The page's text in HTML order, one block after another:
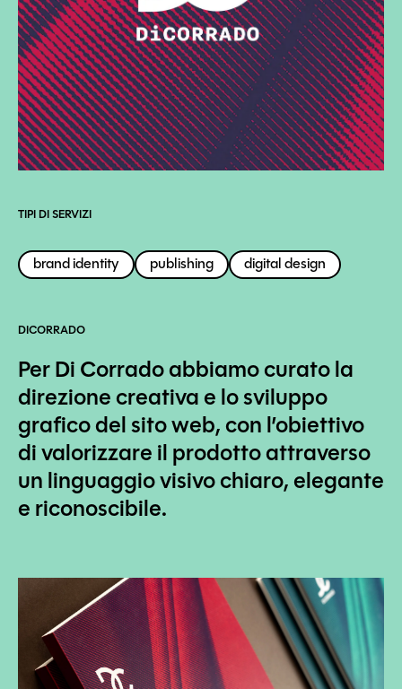
TIPI DI SERVIZI
brand identity publishing digital design
DICORRADO
Per Di Corrado abbiamo curato la
direzione creativa e lo sviluppo
grafico del sito web, con l’obiettivo
di valorizzare il prodotto attraverso
un linguaggio visivo chiaro, elegante
e riconoscibile.